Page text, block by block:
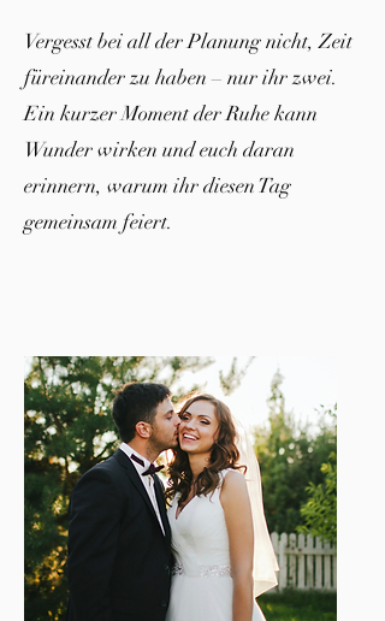
Vergesst bei all der Planung nicht, Zeit
füreinander zu haben – nur ihr zwei.
Ein kurzer Moment der Ruhe kann
Wunder wirken und euch daran
erinnern, warum ihr diesen Tag
gemeinsam feiert.